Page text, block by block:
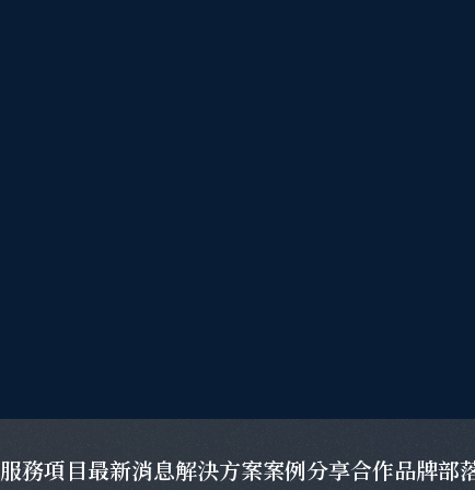
合作品牌
最新消息
服務項目 案例分享
解決方案 部